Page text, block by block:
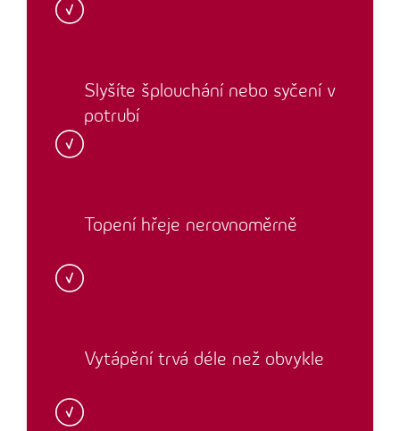
Slyšíte šplouchání nebo syčení v
potrubí
Topení hřeje nerovnoměrně
Vytápění trvá déle než obvykle